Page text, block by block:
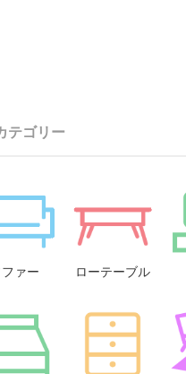
テゴリー
ファー ローテーブル